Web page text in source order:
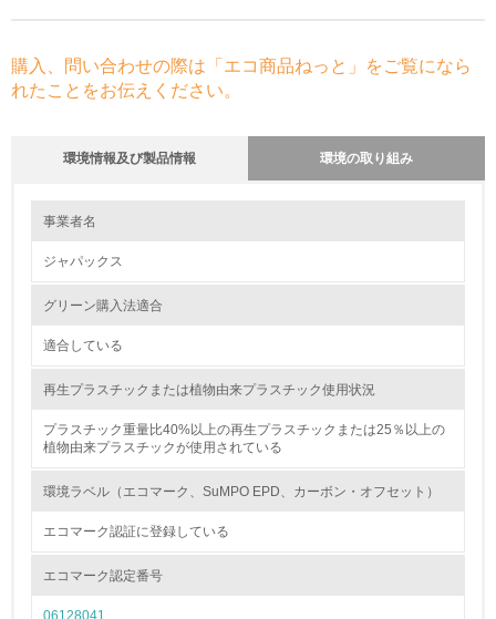
購入、問い合わせの際は「エコ商品ねっと」をご覧になら
れたことをお伝えください。
環境情報及び製品情報 環境の取り組み
1.環境取り組み体制
2.
環境対応の責任体制を定めている
環境問題に関する従業員教育を行っている
事業者名
ジャパックス
グリーン購入法適合
適合している
再生プラスチックまたは植物由来プラスチック使用状況
プラスチック重量比40%以上の再生プラスチックまたは25％以上の
植物由来プラスチックが使用されている
環境ラベル（エコマーク、SuMPO EPD、カーボン・オフセット）
エコマーク認証に登録している
エコマーク認定番号
06128041